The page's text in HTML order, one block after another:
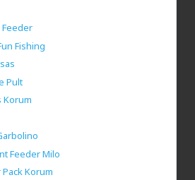
Feeder
Fishing
Pult
Korum
Feeder Milo
Korum